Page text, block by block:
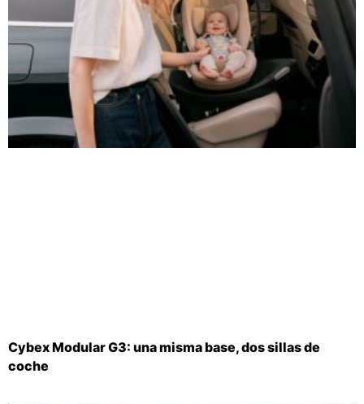
Cybex Modular G3: una misma base, dos sillas de
coche